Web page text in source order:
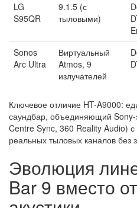
LG
S95QR
9.1.5 (с
тыловыми)
Sonos
Arc Ultra
Виртуальный
Atmos, 9
излучателей
Ключевое отличие HT-A9000:
саундбар, объединяющий Sony-
Centre Sync, 360 Reality Audio)
реальных тыловых каналов без
Эволюция
Bar 9 вместо